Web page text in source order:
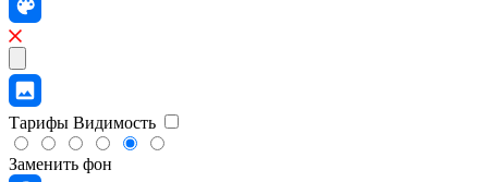
Тарифы Видимость
Заменить фон